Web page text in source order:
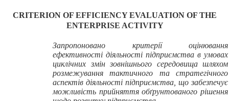
CRITERION OF EFFICIENCY EVALUATION OF THE
ENTERPRISE ACTIVITY
Запропоновано критерії оцінювання
ефективності діяльності підприємства в умовах
циклічних змін зовнішнього середовища шляхом
розмежування тактичного та стратегічного
аспектів діяльності підприємства, що забезпечує
можливість прийняття обґрунтованого рішення